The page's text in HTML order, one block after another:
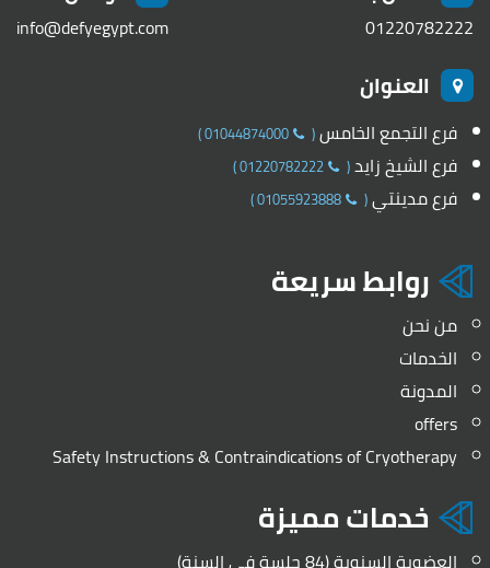
01220782222
info@defyegypt.com
العنوان
فرع التجمع الخامس(
01044874000
)
فرع الشيخ زايد(
01220782222
)
فرع مدينتي(
01055923888
)
روابط سريعة
من نحن
الخدمات
المدونة
offers
Safety Instructions & Contraindications of Cryotherapy
خدمات مميزة